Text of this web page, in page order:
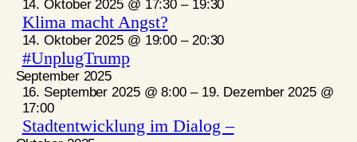
14. Oktober 2025 @ 17:30 – 19:30
Klima macht Angst?
14. Oktober 2025 @ 19:00 – 20:30
#UnplugTrump
September 2025
16. September 2025 @ 8:00 – 19. Dezember 2025 @
17:00
Stadtentwicklung im Dialog –